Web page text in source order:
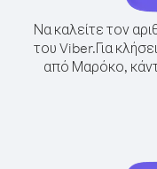
Να καλείτε τον
του Viber.Για
από Μαρόκο,